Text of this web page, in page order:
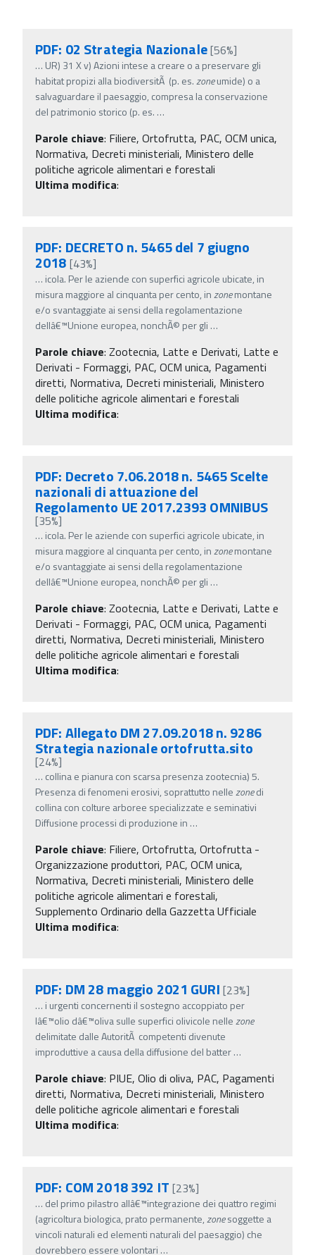
PDF: 02 Strategia Nazionale[56%]
… UR) 31 X v) Azioni intese a creare o a preservare gli
habitat propizi alla biodiversitÃ (p. es.zoneumide) o a
salvaguardare il paesaggio, compresa la conservazione
del patrimonio storico (p. es. …
Parole chiave: Filiere, Ortofrutta, PAC, OCM unica,
Normativa, Decreti ministeriali, Ministero delle
politiche agricole alimentari e forestali
Ultima modifica:
PDF: DECRETO n. 5465 del 7 giugno
2018 [43%]
… icola. Per le aziende con superfici agricole ubicate, in
misura maggiore al cinquanta per cento, inzonemontane
e/o svantaggiate ai sensi della regolamentazione
dellâ€™Unione europea, nonchÃ© per gli …
Parole chiave: Zootecnia, Latte e Derivati, Latte e
Derivati - Formaggi, PAC, OCM unica, Pagamenti
diretti, Normativa, Decreti ministeriali, Ministero
delle politiche agricole alimentari e forestali
Ultima modifica:
PDF: Decreto 7.06.2018 n. 5465 Scelte
nazionali di attuazione del
Regolamento UE 2017.2393 OMNIBUS
[35%]
… icola. Per le aziende con superfici agricole ubicate, in
misura maggiore al cinquanta per cento, inzonemontane
e/o svantaggiate ai sensi della regolamentazione
dellâ€™Unione europea, nonchÃ© per gli …
Parole chiave: Zootecnia, Latte e Derivati, Latte e
Derivati - Formaggi, PAC, OCM unica, Pagamenti
diretti, Normativa, Decreti ministeriali, Ministero
delle politiche agricole alimentari e forestali
Ultima modifica:
PDF: Allegato DM 27.09.2018 n. 9286
Strategia nazionale ortofrutta.sito
[24%]
… collina e pianura con scarsa presenza zootecnia) 5.
Presenza di fenomeni erosivi, soprattutto nellezonedi
collina con colture arboree specializzate e seminativi
Diffusione processi di produzione in …
Parole chiave: Filiere, Ortofrutta, Ortofrutta -
Organizzazione produttori, PAC, OCM unica,
Normativa, Decreti ministeriali, Ministero delle
politiche agricole alimentari e forestali,
Supplemento Ordinario della Gazzetta Ufficiale
Ultima modifica:
PDF: DM 28 maggio 2021 GURI [23%]
… i urgenti concernenti il sostegno accoppiato per
lâ€™olio dâ€™oliva sulle superfici olivicole nellezone
delimitate dalle AutoritÃ competenti divenute
improduttive a causa della diffusione del batter…
Parole chiave: PIUE, Olio di oliva, PAC, Pagamenti
diretti, Normativa, Decreti ministeriali, Ministero
delle politiche agricole alimentari e forestali
Ultima modifica:
PDF: COM 2018 392 IT [23%]
… del primo pilastro allâ€™integrazione dei quattro regimi
(agricoltura biologica, prato permanente,zonesoggette a
vincoli naturali ed elementi naturali del paesaggio) che
dovrebbero essere volontari …